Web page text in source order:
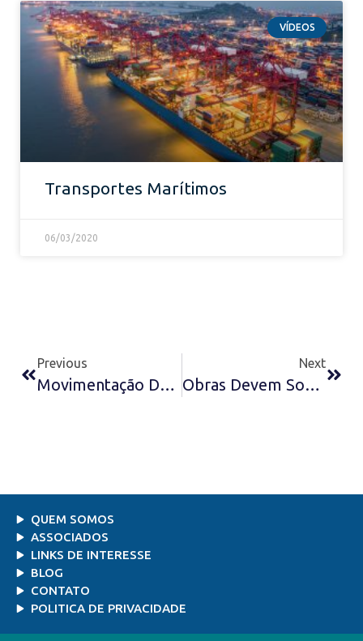
VÍDEOS
Transportes Marítimos
06/03/2020
Previous
Movimentação De Cargas Cai 12% No Porto De Santos – A Tribuna
Next
Obras Devem Sofrer Mais Atraso – Diário Do Nordeste
QUEM SOMOS
ASSOCIADOS
LINKS DE INTERESSE
BLOG
CONTATO
POLITICA DE PRIVACIDADE